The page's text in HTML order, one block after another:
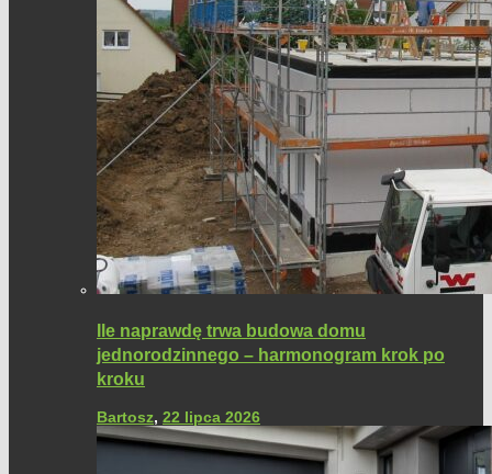
Ile naprawdę trwa budowa domu
jednorodzinnego – harmonogram krok po
kroku
Bartosz, 22 lipca 2026